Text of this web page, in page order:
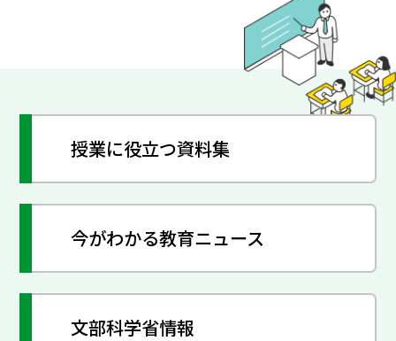
授業に役立つ資料集
今がわかる教育ニュース
文部科学省情報